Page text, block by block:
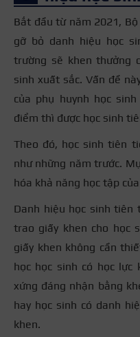
Bắt đầu từ năm 2021,
gỡ bỏ danh hiệu học
trường sẽ khen thưởng
sinh xuất sắc. Vấn đề
của phụ huynh học
điểm thì được học sinh
Theo đó, học sinh tiên
như những năm trước.
hóa khả năng học tập
Danh hiệu học sinh tiên
trao giấy khen cho học
giấy khen không cần
học học sinh có học lực
xứng đáng nhận bằng
hay học sinh có danh
khen.